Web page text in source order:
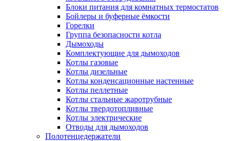
Блоки питания для комнатных термостатов
Бойлеры и буферные ёмкости
Горелки
Группа безопасности котла
Дымоходы
Комплектующие для дымоходов
Котлы газовые
Котлы дизельные
Котлы конденсационные настенные
Котлы пеллетные
Котлы стальные жаротрубные
Котлы твердотопливные
Котлы электрические
Отводы для дымоходов
Полотенцедержатели